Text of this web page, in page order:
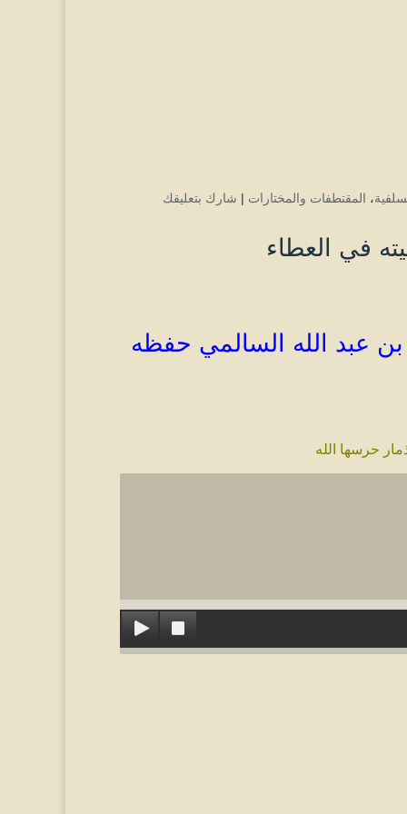
، المقتطفات والمختارات | شارك بتعليقك
في العطاء
عبد الله السالمي حفظه
حرسها الله